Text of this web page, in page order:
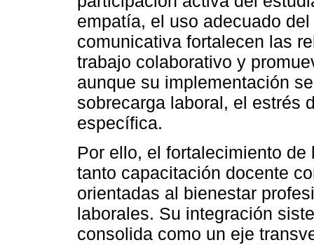
empatía, el uso adecuado
comunicativa fortalecen las
trabajo colaborativo y
aunque su implementación
sobrecarga laboral, el estrés
específica.
Por ello, el fortalecimiento
tanto capacitación docente
orientadas al bienestar
laborales. Su integración
consolida como un eje